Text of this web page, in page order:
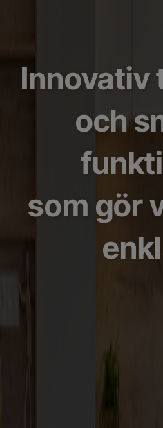
Innovativ
och
som gör